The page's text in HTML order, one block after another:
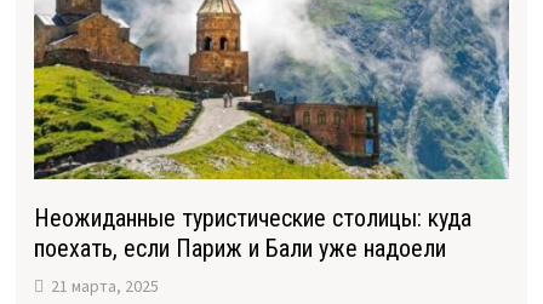
Неожиданные туристические столицы: куда
поехать, если Париж и Бали уже надоели
21 марта, 2025